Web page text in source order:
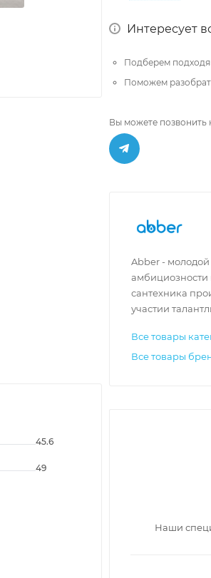
45.6
49
Интересует
Подберем
Поможем
Вы можете позвонить
Abber -
амбициозности
сантехника
участии
Все товары
Все товары
Наши